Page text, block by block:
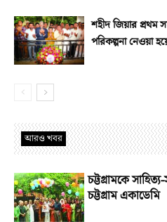
শহীদ জিয়ার প্রথম
পরিকল্পনা নেওয়া
আরও খবর
চট্টগ্রামকে
চট্টগ্রাম একাডেমি